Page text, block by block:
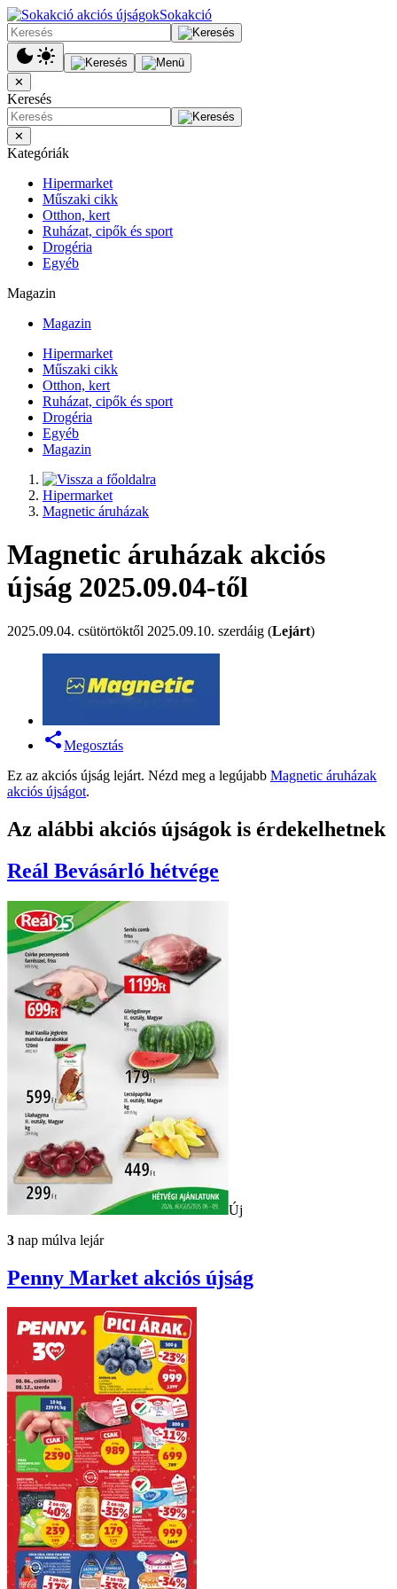
Sokakció
✕
Keresés
✕
Kategóriák
Hipermarket
Műszaki cikk
Otthon, kert
Ruházat, cipők és sport
Drogéria
Egyéb
Magazin
Magazin
Hipermarket
Műszaki cikk
Otthon, kert
Ruházat, cipők és sport
Drogéria
Egyéb
Magazin
Hipermarket
Magnetic áruházak
Magnetic áruházak akciós
újság 2025.09.04-től
2025.09.04. csütörtöktől 2025.09.10. szerdáig (Lejárt)
Megosztás
Ez az akciós újság lejárt. Nézd meg a legújabb Magnetic áruházak
akciós újságot.
Az alábbi akciós újságok is érdekelhetnek
Reál Bevásárló hétvége
Új
3 nap múlva lejár
Penny Market akciós újság